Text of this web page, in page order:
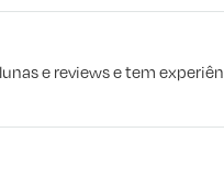
e reviews e tem